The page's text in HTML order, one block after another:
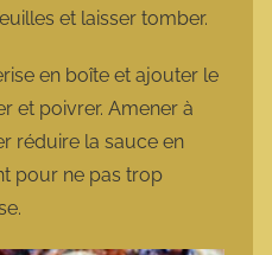
et laisser tomber.
en boîte et ajouter le
et poivrer. Amener à
réduire la sauce en
pour ne pas trop